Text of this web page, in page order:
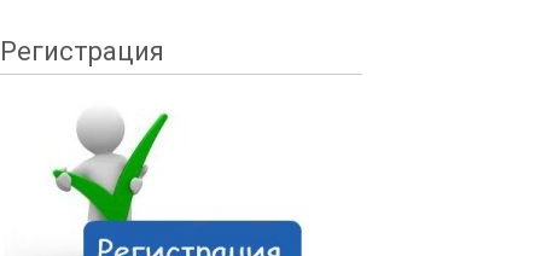
Регистрация